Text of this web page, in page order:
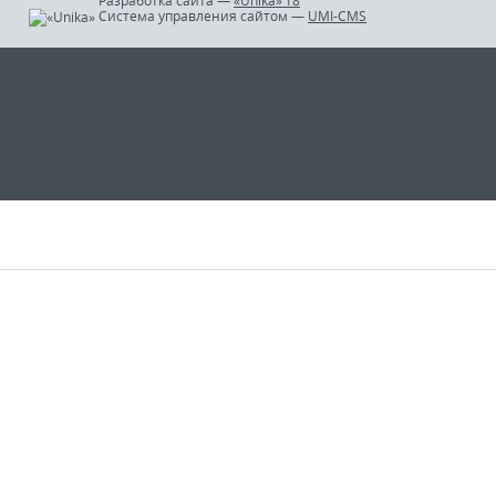
Система управления сайтом — UMI-CMS